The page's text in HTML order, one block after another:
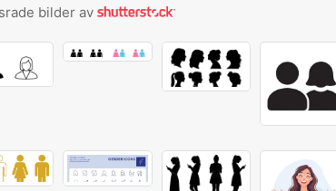
bilder av